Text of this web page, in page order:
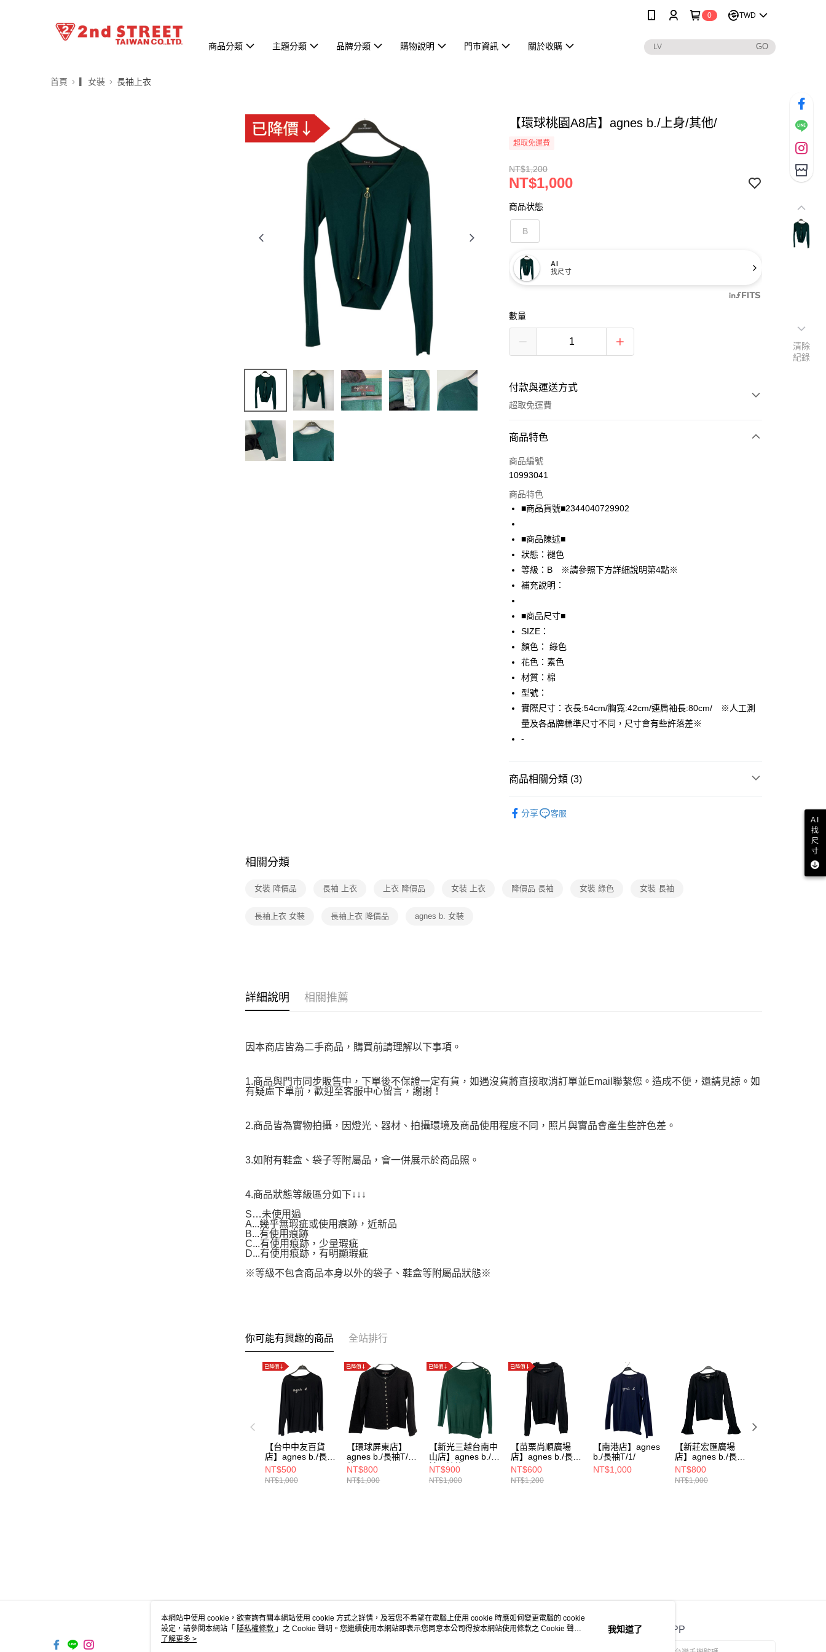
0 TWD
商品分類 主題分類 品牌分類 購物說明 門市資訊 關於收購
首頁 ▎女裝 長袖上衣
【環球桃園A8店】agnes b./上身/其他/
超取免運費
NT$1,200
NT$1,000
商品状態
B
AI
找尺寸
數量
付款與運送方式
超取免運費
付款方式
信用卡一次付款
LINE Pay
Apple Pay
街口支付
悠遊付
AFTEE先享後付
相關說明
【關於「AFTEE先享後付」】
AFTEE先享後付是「在收到商品之後才付款」的支付方式。 讓您購物簡單
便利好安心！
１．簡單：不需註冊會員、不需綁卡、不需儲值。
２．便利：只要手機號碼，簡訊認證，即可結帳。
【「AFTEE先享後付」結帳流程】
／ATM／網路銀行／等多元方式進行付款，方視為交易完成。
先享後付繳納相關費用。
交易，需依本服務之必要範圍內提供個人資料，並將交易相關給付款項請
運送方式
全家取貨付款
免運費
7-11取貨付款
付款後7-11取貨
商品特色
商品編號
10993041
商品特色
■商品貨號■2344040729902
■商品陳述■
狀態：褪色
等級：B ※請參照下方詳細說明第4點※
補充說明：
■商品尺寸■
SIZE：
顏色： 綠色
花色：素色
材質：棉
型號：
實際尺寸：衣長:54cm/胸寬:42cm/連肩袖長:80cm/ ※人工測
量及各品牌標準尺寸不同，尺寸會有些許落差※
-
商品相關分類 (3)
分享 客服
相關分類
女裝 降價品 長袖 上衣 上衣 降價品 女裝 上衣 降價品 長袖 女裝 綠色 女裝 長袖
長袖上衣 女裝 長袖上衣 降價品 agnes b. 女裝
詳細說明 相關推薦
因本商店皆為二手商品，購買前請理解以下事項。
1.商品與門市同步販售中，下單後不保證一定有貨，如遇沒貨將直接取消訂單並Email聯繫您。造成不便，還請見諒。如
有疑慮下單前，歡迎至客服中心留言，謝謝！
2.商品皆為實物拍攝，因燈光、器材、拍攝環境及商品使用程度不同，照片與實品會產生些許色差。
3.如附有鞋盒、袋子等附屬品，會一併展示於商品照。
4.商品狀態等級區分如下↓↓↓
S…未使用過
A...幾乎無瑕疵或使用痕跡，近新品
B...有使用痕跡
C...有使用痕跡，少量瑕疵
D...有使用痕跡，有明顯瑕疵
※等級不包含商品本身以外的袋子、鞋盒等附屬品狀態※
你可能有興趣的商品 全站排行
【台中中友百貨
店】agnes b./長袖
T//
NT$500
NT$1,000
【環球屏東店】
agnes b./長袖T/其
他/
NT$800
NT$1,000
【新光三越台南中
山店】agnes b./長
袖T/其他/
NT$900
NT$1,000
【苗栗尚順廣場
店】agnes b./長袖
T/0/
NT$600
NT$1,200
【南港店】agnes
b./長袖T/1/
NT$1,000
【新莊宏匯廣場
店】agnes b./長袖
T/2/
NT$800
NT$1,000
關於我們 客服資訊 官方APP
清除
紀錄
本網站中使用 cookie，欲查詢有關本網站使用 cookie 方式之詳情，及若您不希望在電腦上使用 cookie 時應如何變更電腦的 cookie
設定，請參閱本網站「 隱私權條款 」之 Cookie 聲明。您繼續使用本網站即表示您同意本公司得按本網站使用條款之 Cookie 聲明
使用 cookie。
了解更多 >
我知道了
AI
找
尺
寸